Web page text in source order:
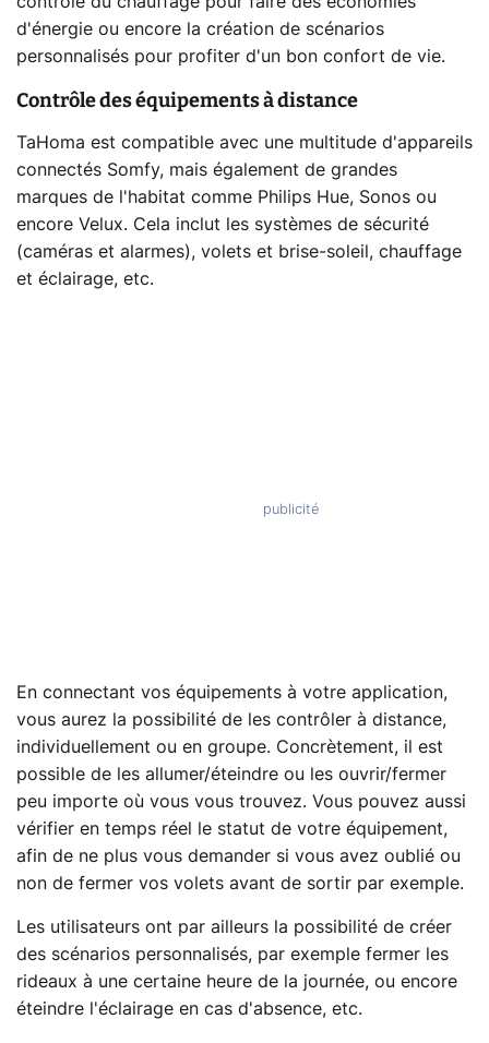
d'énergie ou encore la création de scénarios
personnalisés pour profiter d'un bon confort de vie.
Contrôle des équipements à distance
TaHoma est compatible avec une multitude d'appareils
connectés Somfy, mais également de grandes
marques de l'habitat comme Philips Hue, Sonos ou
encore Velux. Cela inclut les systèmes de sécurité
(caméras et alarmes), volets et brise-soleil, chauffage
et éclairage, etc.
En connectant vos équipements à votre application,
vous aurez la possibilité de les contrôler à distance,
individuellement ou en groupe. Concrètement, il est
possible de les allumer/éteindre ou les ouvrir/fermer
peu importe où vous vous trouvez. Vous pouvez aussi
vérifier en temps réel le statut de votre équipement,
afin de ne plus vous demander si vous avez oublié ou
non de fermer vos volets avant de sortir par exemple.
Les utilisateurs ont par ailleurs la possibilité de créer
des scénarios personnalisés, par exemple fermer les
rideaux à une certaine heure de la journée, ou encore
éteindre l'éclairage en cas d'absence, etc.